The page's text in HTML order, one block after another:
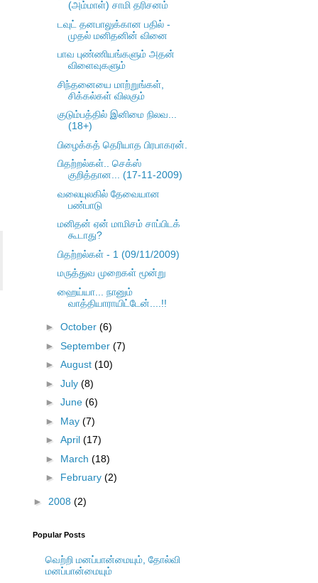
(அம்மாள்) சாமி தரிசனம்
டவுட் தனபாலுக்கான பதில் -
முதல் மனிதனின் வினை
பாவ புண்ணியங்களும் அதன்
விளைவுகளும்
சிந்தனையை மாற்றுங்கள்,
சிக்கல்கள் விலகும்
குடும்பத்தில் இனிமை நிலவ...
(18+)
பிழைக்கத் தெரியாத பிரபாகரன்.
பிதற்றல்கள்.. செக்ஸ்
குறித்தான... (17-11-2009)
வலையுலகில் தேவையான
பண்பாடு
மனிதன் ஏன் மாமிசம் சாப்பிடக்
கூடாது?
பிதற்றல்கள் - 1 (09/11/2009)
மருத்துவ முறைகள் மூன்று
ஹைய்யா... நானும்
வாத்தியாராயிட்டேன்....!!
► October (6)
► September (7)
► August (10)
► July (8)
► June (6)
► May (7)
► April (17)
► March (18)
► February (2)
► 2008 (2)
Popular Posts
வெற்றி மனப்பான்மையும், தோல்வி
மனப்பான்மையும்